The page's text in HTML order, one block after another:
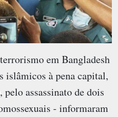
em Bangladesh
islâmicos à pena capital,
assassinato de dois
- informaram